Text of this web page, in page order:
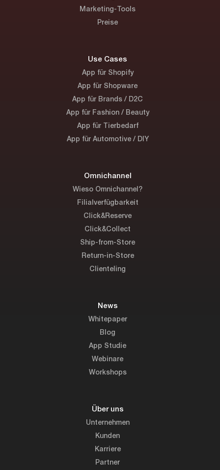
Marketing-Tools
Preise
Use Cases
App für Shopify
App für Shopware
App für Brands / D2C
App für Fashion / Beauty
App für Tierbedarf
App für Automotive / DIY
Omnichannel
Wieso Omnichannel?
Filialverfügbarkeit
Click&Reserve
Click&Collect
Ship-from-Store
Return-in-Store
Clienteling
News
Whitepaper
Blog
App Studie
Webinare
Workshops
Über uns
Unternehmen
Kunden
Karriere
Partner